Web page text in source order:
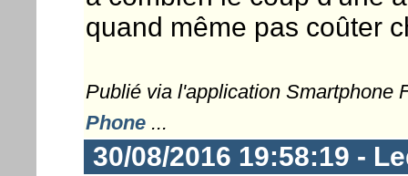
quand même pas coûter
Publié via l'application Smartphone
Phone...
30/08/2016 19:58:19 -